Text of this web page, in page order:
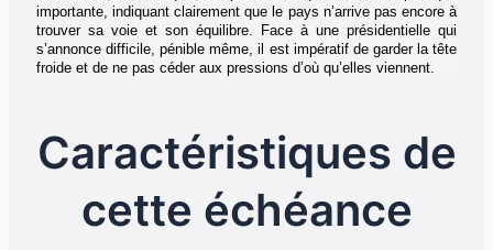
importante, indiquant clairement que le pays n’arrive pas encore à
trouver sa voie et son équilibre. Face à une présidentielle qui
s’annonce difficile, pénible même, il est impératif de garder la tête
froide et de ne pas céder aux pressions d’où qu’elles viennent.
Caractéristiques de
cette échéance